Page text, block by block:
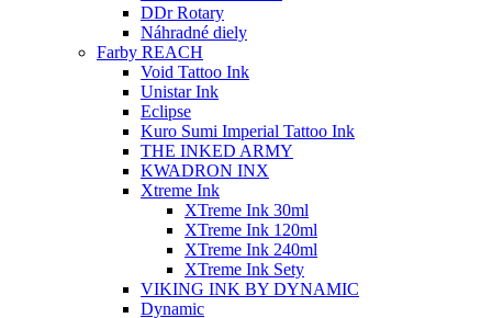
DDr Rotary
Náhradné diely
Farby REACH
Void Tattoo Ink
Unistar Ink
Eclipse
Kuro Sumi Imperial Tattoo Ink
THE INKED ARMY
KWADRON INX
Xtreme Ink
XTreme Ink 30ml
XTreme Ink 120ml
XTreme Ink 240ml
XTreme Ink Sety
VIKING INK BY DYNAMIC
Dynamic